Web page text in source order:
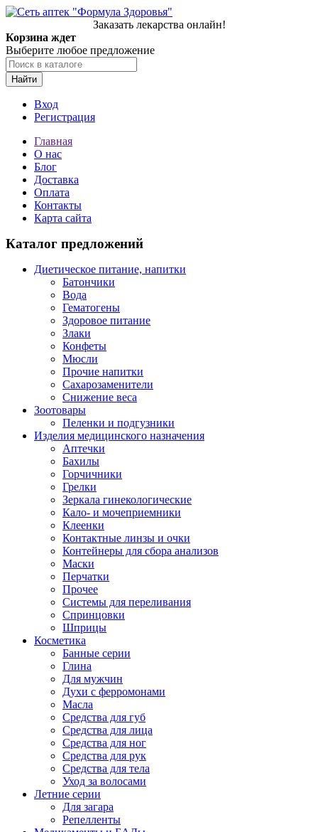
Заказать лекарства онлайн!
Корзина ждет
Выберите любое предложение
Найти
Вход
Регистрация
Главная
О нас
Блог
Доставка
Оплата
Контакты
Карта сайта
Каталог предложений
Диетическое питание, напитки
Батончики
Вода
Гематогены
Здоровое питание
Злаки
Конфеты
Мюсли
Прочие напитки
Сахарозаменители
Снижение веса
Зоотовары
Пеленки и подгузники
Изделия медицинского назначения
Аптечки
Бахилы
Горчичники
Грелки
Зеркала гинекологические
Кало- и мочеприемники
Клеенки
Контактные линзы и очки
Контейнеры для сбора анализов
Маски
Перчатки
Прочее
Системы для переливания
Спринцовки
Шприцы
Косметика
Банные серии
Глина
Для мужчин
Духи с ферромонами
Масла
Средства для губ
Средства для лица
Средства для ног
Средства для рук
Средства для тела
Уход за волосами
Летние серии
Для загара
Репелленты